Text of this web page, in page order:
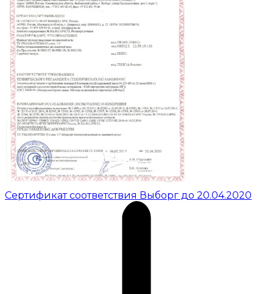
Сертификат соответствия Выборг до 20.04.2020